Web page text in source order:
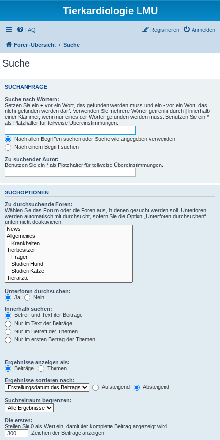
Tierkardiologie LMU
FAQ Anmelden
Registrieren
Foren-Übersicht Suche
Suche
SUCHANFRAGE
Suche nach Wörtern:
Setzen Sie ein + vor ein Wort, das gefunden werden muss und ein - vor ein Wort, das
nicht gefunden werden darf. Verwenden Sie mehrere Wörter getrennt durch | innerhalb
einer Klammer, wenn nur eines der Wörter gefunden werden muss. Benutzen Sie ein *
als Platzhalter für teilweise Übereinstimmungen.
Nach allen Begriffen suchen oder Suche wie angegeben verwenden
Nach einem Begriff suchen
Zu suchender Autor:
Benutzen Sie ein * als Platzhalter für teilweise Übereinstimmungen.
SUCHOPTIONEN
Zu durchsuchende Foren:
Wählen Sie das Forum oder die Foren aus, in denen gesucht werden soll. Unterforen
werden automatisch mit durchsucht, sofern Sie die Option „Unterforen durchsuchen“
unten nicht deaktivieren.
Unterforen durchsuchen:
Ja
Nein
Innerhalb suchen:
Betreff und Text der Beiträge
Nur im Text der Beiträge
Nur im Betreff der Themen
Nur im ersten Beitrag der Themen
Ergebnisse anzeigen als:
Beiträge
Themen
Ergebnisse sortieren nach:
Aufsteigend
Absteigend
Suchzeitraum begrenzen:
Die ersten:
Stellen Sie 0 als Wert ein, damit der komplette Beitrag angezeigt wird.
Zeichen der Beiträge anzeigen